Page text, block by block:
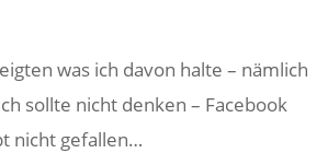
was ich davon halte – nämlich
sollte nicht denken – Facebook
nicht gefallen…